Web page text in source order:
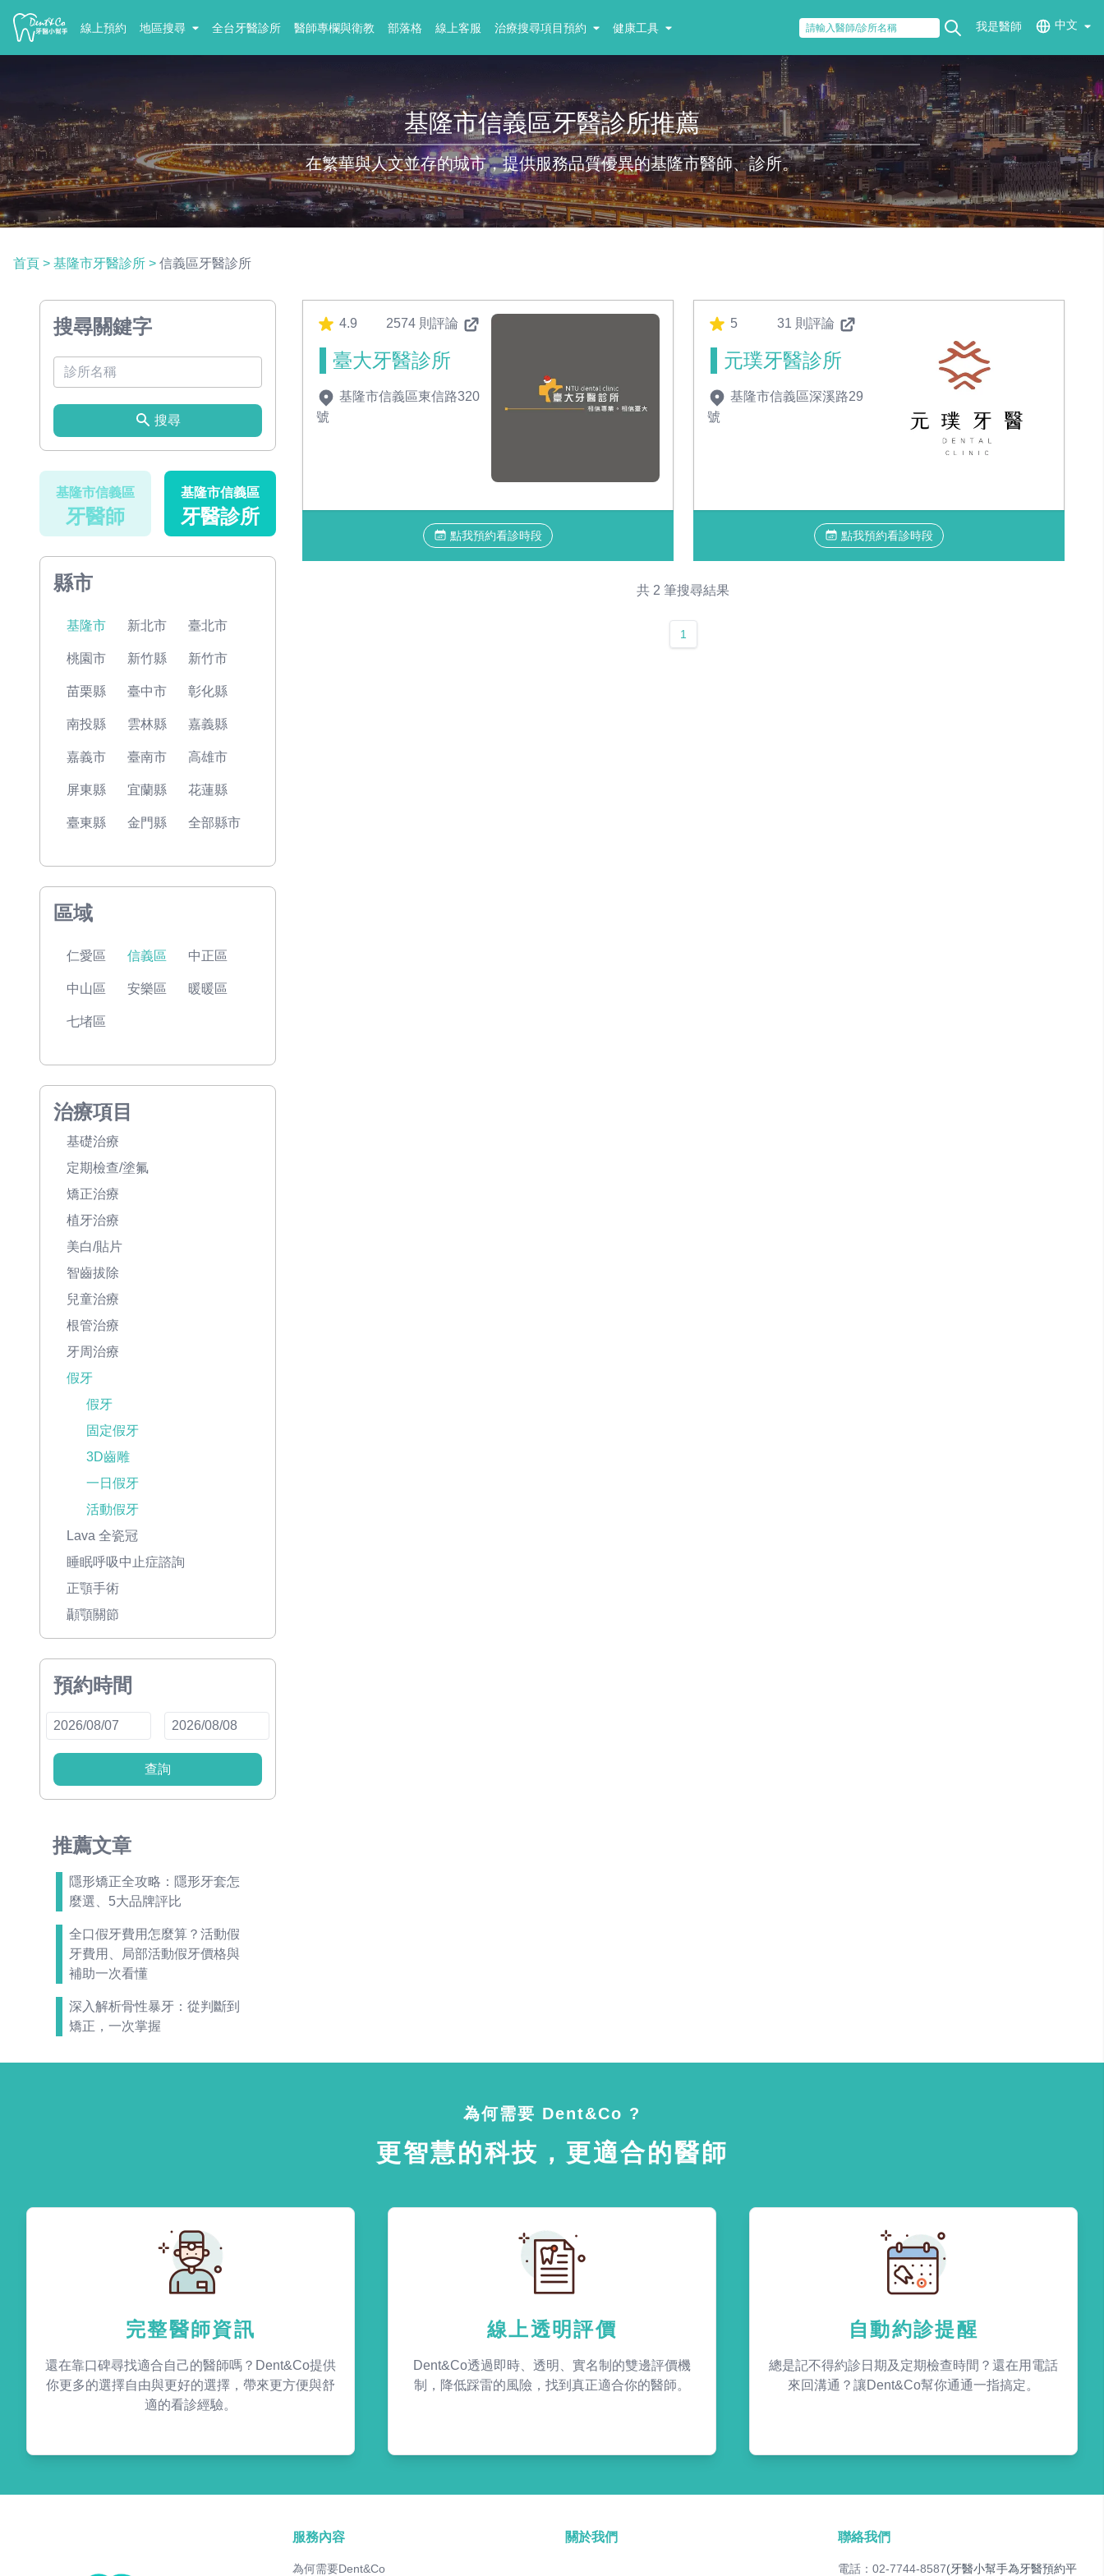
線上預約 地區搜尋 全台牙醫診所 醫師專欄與衛教 部落格 線上客服 治療搜尋項目預約 健康工具 我是醫師 中文
基隆市信義區牙醫診所推薦
在繁華與人文並存的城市，提供服務品質優異的基隆市醫師、診所。
首頁 > 基隆市牙醫診所 > 信義區牙醫診所
搜尋關鍵字
搜尋
基隆市信義區
牙醫師
基隆市信義區
牙醫診所
縣市
基隆市 新北市 臺北市
桃園市 新竹縣 新竹市
苗栗縣 臺中市 彰化縣
南投縣 雲林縣 嘉義縣
嘉義市 臺南市 高雄市
屏東縣 宜蘭縣 花蓮縣
臺東縣 金門縣 全部縣市
區域
仁愛區 信義區 中正區
中山區 安樂區 暖暖區
七堵區
治療項目
基礎治療
定期檢查/塗氟
矯正治療
植牙治療
美白/貼片
智齒拔除
兒童治療
根管治療
牙周治療
假牙
假牙
固定假牙
3D齒雕
一日假牙
活動假牙
Lava 全瓷冠
睡眠呼吸中止症諮詢
正顎手術
顳顎關節
預約時間
查詢
推薦文章
隱形矯正全攻略：隱形牙套怎
麼選、5大品牌評比
全口假牙費用怎麼算？活動假
牙費用、局部活動假牙價格與
補助一次看懂
深入解析骨性暴牙：從判斷到
矯正，一次掌握
4.9 2574 則評論
臺大牙醫診所
基隆市信義區東信路320
號
點我預約看診時段
5 31 則評論
元璞牙醫診所
基隆市信義區深溪路29
號
點我預約看診時段
共 2 筆搜尋結果
1
為何需要 Dent&Co ?
更智慧的科技，更適合的醫師
完整醫師資訊
還在靠口碑尋找適合自己的醫師嗎？Dent&Co提供
你更多的選擇自由與更好的選擇，帶來更方便與舒
適的看診經驗。
線上透明評價
Dent&Co透過即時、透明、實名制的雙邊評價機
制，降低踩雷的風險，找到真正適合你的醫師。
自動約診提醒
總是記不得約診日期及定期檢查時間？還在用電話
來回溝通？讓Dent&Co幫你通通一指搞定。
服務內容
為何需要Dent&Co
關於我們 聯絡我們
電話：02-7744-8587(牙醫小幫手為牙醫預約平